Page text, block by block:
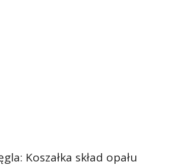
Koszałka skład opału